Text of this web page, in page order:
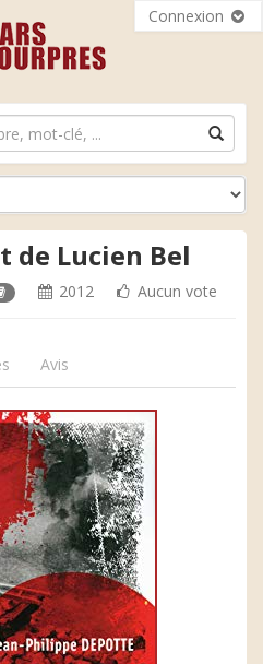
Connexion
de Lucien Bel
2012 Aucun vote
Avis